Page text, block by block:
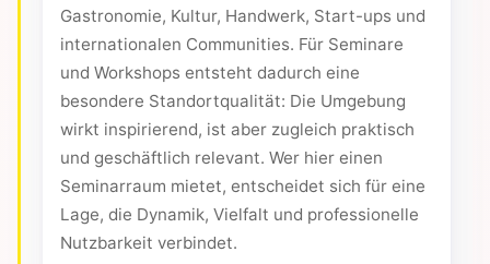
Gastronomie, Kultur, Handwerk, Start-ups und
internationalen Communities. Für Seminare
und Workshops entsteht dadurch eine
besondere Standortqualität: Die Umgebung
wirkt inspirierend, ist aber zugleich praktisch
und geschäftlich relevant. Wer hier einen
Seminarraum mietet, entscheidet sich für eine
Lage, die Dynamik, Vielfalt und professionelle
Nutzbarkeit verbindet.